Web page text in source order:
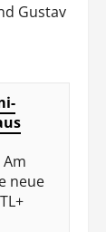
Gustav
Am
neue